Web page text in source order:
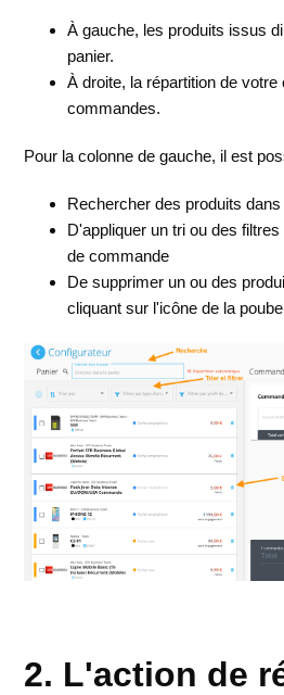
À gauche, les produits issus
panier.
À droite, la répartition de
commandes.
Pour la colonne de gauche, il est
Rechercher des produits dans
D'appliquer un tri ou des
de commande
De supprimer un ou des
cliquant sur l'icône de la
2. L'action de